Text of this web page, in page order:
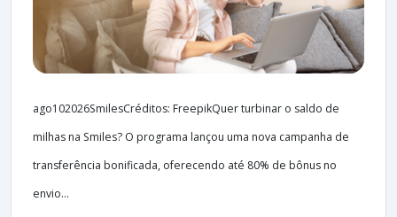
ago102026SmilesCréditos: FreepikQuer turbinar o saldo de
milhas na Smiles? O programa lançou uma nova campanha de
transferência bonificada, oferecendo até 80% de bônus no
envio...